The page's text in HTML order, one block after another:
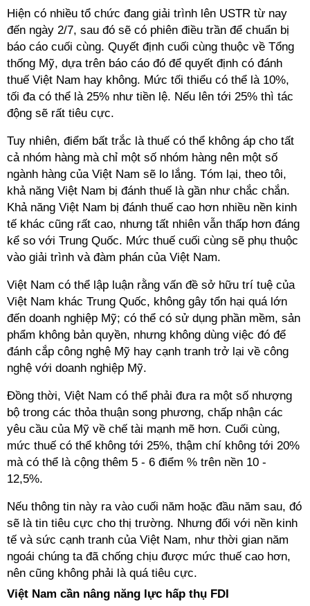
Hiện có nhiều tổ chức đang giải trình lên USTR từ nay
đến ngày 2/7, sau đó sẽ có phiên điều trần để chuẩn bị
báo cáo cuối cùng. Quyết định cuối cùng thuộc về Tổng
thống Mỹ, dựa trên báo cáo đó để quyết định có đánh
thuế Việt Nam hay không. Mức tối thiểu có thể là 10%,
tối đa có thể là 25% như tiền lệ. Nếu lên tới 25% thì tác
động sẽ rất tiêu cực.
Tuy nhiên, điểm bất trắc là thuế có thể không áp cho tất
cả nhóm hàng mà chỉ một số nhóm hàng nên một số
ngành hàng của Việt Nam sẽ lo lắng. Tóm lại, theo tôi,
khả năng Việt Nam bị đánh thuế là gần như chắc chắn.
Khả năng Việt Nam bị đánh thuế cao hơn nhiều nền kinh
tế khác cũng rất cao, nhưng tất nhiên vẫn thấp hơn đáng
kể so với Trung Quốc. Mức thuế cuối cùng sẽ phụ thuộc
vào giải trình và đàm phán của Việt Nam.
Việt Nam có thể lập luận rằng vấn đề sở hữu trí tuệ của
Việt Nam khác Trung Quốc, không gây tổn hại quá lớn
đến doanh nghiệp Mỹ; có thể có sử dụng phần mềm, sản
phẩm không bản quyền, nhưng không dùng việc đó để
đánh cắp công nghệ Mỹ hay cạnh tranh trở lại về công
nghệ với doanh nghiệp Mỹ.
Đồng thời, Việt Nam có thể phải đưa ra một số nhượng
bộ trong các thỏa thuận song phương, chấp nhận các
yêu cầu của Mỹ về chế tài mạnh mẽ hơn. Cuối cùng,
mức thuế có thể không tới 25%, thậm chí không tới 20%
mà có thể là cộng thêm 5 - 6 điểm % trên nền 10 -
12,5%.
Nếu thông tin này ra vào cuối năm hoặc đầu năm sau, đó
sẽ là tin tiêu cực cho thị trường. Nhưng đối với nền kinh
tế và sức cạnh tranh của Việt Nam, như thời gian năm
ngoái chúng ta đã chống chịu được mức thuế cao hơn,
nên cũng không phải là quá tiêu cực.
Việt Nam cần nâng năng lực hấp thụ FDI